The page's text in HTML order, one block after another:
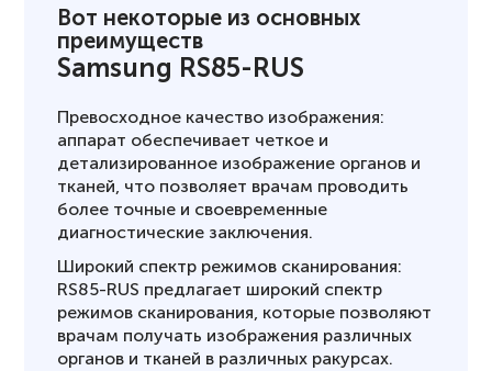
Вот некоторые из основных
преимуществ
Samsung RS85-RUS
Превосходное качество изображения:
аппарат обеспечивает четкое и
детализированное изображение органов и
тканей, что позволяет врачам проводить
более точные и своевременные
диагностические заключения.
Широкий спектр режимов сканирования:
RS85-RUS предлагает широкий спектр
режимов сканирования, которые позволяют
врачам получать изображения различных
органов и тканей в различных ракурсах.